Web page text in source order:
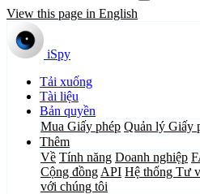
View this page in English
iSpy
Tải xuống
Tài liệu
Bản quyền
Mua Giấy phép Quản lý Giấy
Thêm
Về Tính năng Doanh nghiệp
Cộng đồng API Hệ thống Tư
với chúng tôi